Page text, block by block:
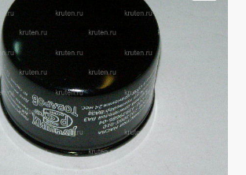
обработки персональных